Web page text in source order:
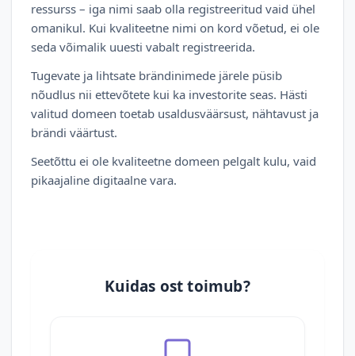
ressurss – iga nimi saab olla registreeritud vaid ühel
omanikul. Kui kvaliteetne nimi on kord võetud, ei ole
seda võimalik uuesti vabalt registreerida.
Tugevate ja lihtsate brändinimede järele püsib
nõudlus nii ettevõtete kui ka investorite seas. Hästi
valitud domeen toetab usaldusväärsust, nähtavust ja
brändi väärtust.
Seetõttu ei ole kvaliteetne domeen pelgalt kulu, vaid
pikaajaline digitaalne vara.
Kuidas ost toimub?